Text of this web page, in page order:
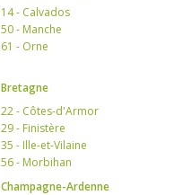
14 - Calvados
50 - Manche
61 - Orne
Bretagne
22 - Côtes-d'Armor
29 - Finistère
35 - Ille-et-Vilaine
56 - Morbihan
Champagne-Ardenne